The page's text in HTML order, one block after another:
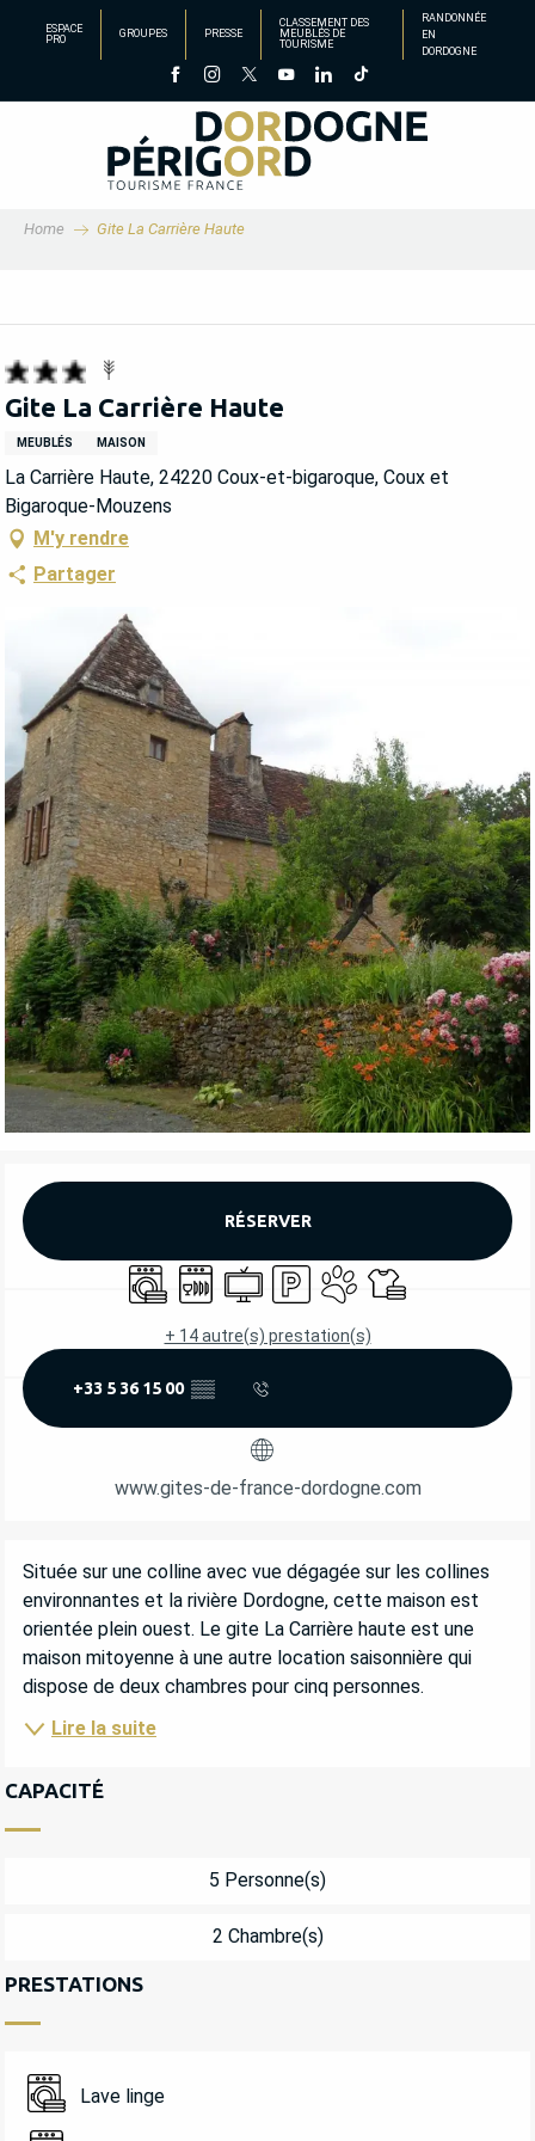
principal
ESPACE
PRO
GROUPES PRESSE
CLASSEMENT DES
MEUBLÉS DE
TOURISME
RANDONNÉE
EN
DORDOGNE
Home Gite La Carrière Haute
Gite La Carrière Haute
MEUBLÉS MAISON
La Carrière Haute, 24220 Coux-et-bigaroque, Coux et
Bigaroque-Mouzens
M'y rendre
Partager
OUVERTURE ET COORDONNÉES
RÉSERVER
Lave lingeLave vaisselle
TélévisionParkingAnimaux acceptés
Draps et linge
+ 14 autre(s) prestation(s)
+33 5 36 15 00 ▒▒
www.gites-de-france-dordogne.com
DESCRIPTION
Située sur une colline avec vue dégagée sur les collines
environnantes et la rivière Dordogne, cette maison est
orientée plein ouest. Le gite La Carrière haute est une
maison mitoyenne à une autre location saisonnière qui
dispose de deux chambres pour cinq personnes.
Lire la suite
CAPACITÉ
5 Personne(s)
2 Chambre(s)
PRESTATIONS
Lave linge